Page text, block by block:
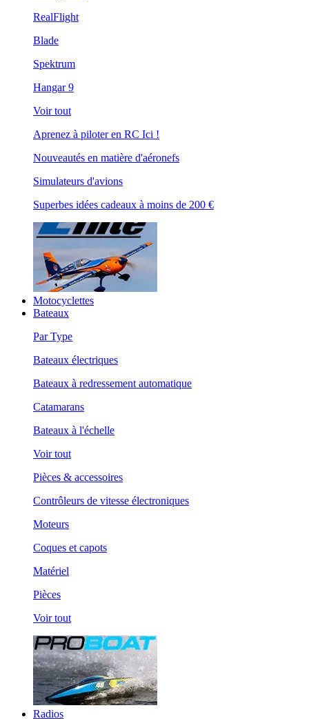
RealFlight
Blade
Spektrum
Hangar 9
Voir tout
Aprenez à piloter en RC Ici !
Nouveautés en matière d'aéronefs
Simulateurs d'avions
Superbes idées cadeaux à moins de 200 €
Motocyclettes
Bateaux
Par Type
Bateaux électriques
Bateaux à redressement automatique
Catamarans
Bateaux à l'échelle
Voir tout
Pièces & accessoires
Contrôleurs de vitesse électroniques
Moteurs
Coques et capots
Matériel
Pièces
Voir tout
Radios